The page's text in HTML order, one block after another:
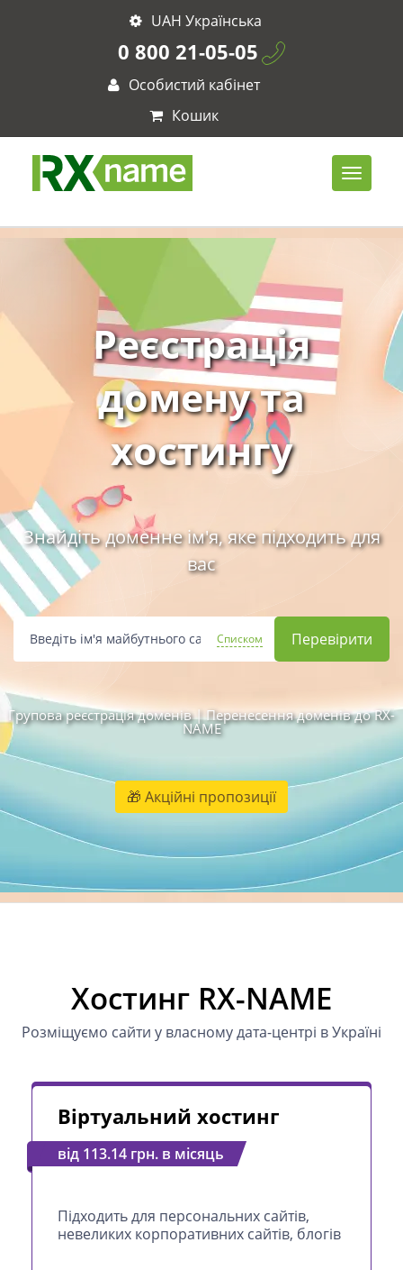
UAH Українська
0 800 21-05-05
Особистий кабінет
Кошик
Реєстрація
домену та
хостингу
Знайдіть доменне ім'я, яке підходить для
вас
Списком
Групова реєстрація доменів|Перенесення доменів до RX-
NAME
🎁 Акційні пропозиції
Хостинг RX-NAME
Розміщуємо сайти у власному дата-центрі в Україні
Віртуальний хостинг
від 113.14 грн. в місяць
Підходить для персональних сайтів,
невеликих корпоративних сайтів, блогів